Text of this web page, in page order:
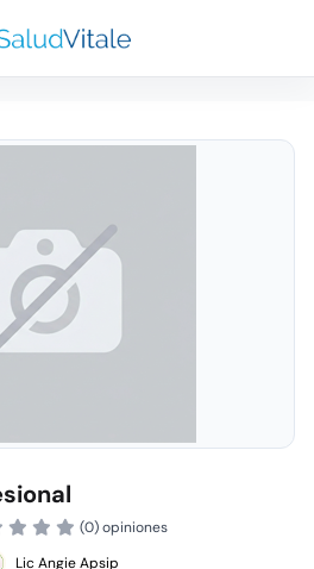
(0) opiniones
Lic Angie Apsip